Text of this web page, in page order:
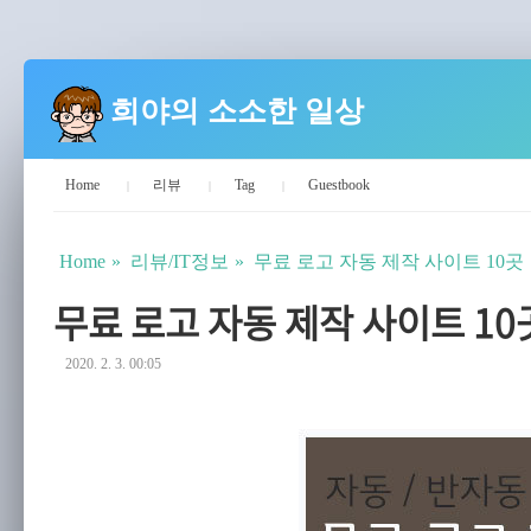
희야의 소소한 일상
Home 리뷰 Tag Guestbook
Home 리뷰/IT정보 무료 로고 자동 제작 사이트 10곳
무료 로고 자동 제작 사이트 10
2020. 2. 3. 00:05